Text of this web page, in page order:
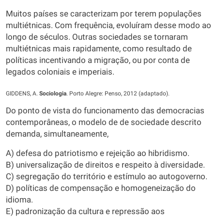
Muitos países se caracterizam por terem populações
multiétnicas. Com frequência, evoluíram desse modo ao
longo de séculos. Outras sociedades se tornaram
multiétnicas mais rapidamente, como resultado de
políticas incentivando a migração, ou por conta de
legados coloniais e imperiais.
GIDDENS, A. Sociologia. Porto Alegre: Penso, 2012 (adaptado).
Do ponto de vista do funcionamento das democracias
contemporâneas, o modelo de de sociedade descrito
demanda, simultaneamente,
A) defesa do patriotismo e rejeição ao hibridismo.
B) universalização de direitos e respeito à diversidade.
C) segregação do território e estímulo ao autogoverno.
D) políticas de compensação e homogeneização do
idioma.
E) padronização da cultura e repressão aos